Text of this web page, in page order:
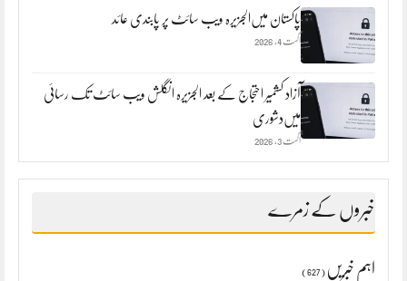
پاکستان میں‌الجزیرہ ویب سائٹ پر پابندی عائد
اگست 4, 2026
آزاد کشمیر احتجاج کے بعد الجزیرہ انگلش ویب سائٹ تک رسائی
میں‌دشوری
اگست 3, 2026
خبروں کے زمرے
اہم خبریں (627)